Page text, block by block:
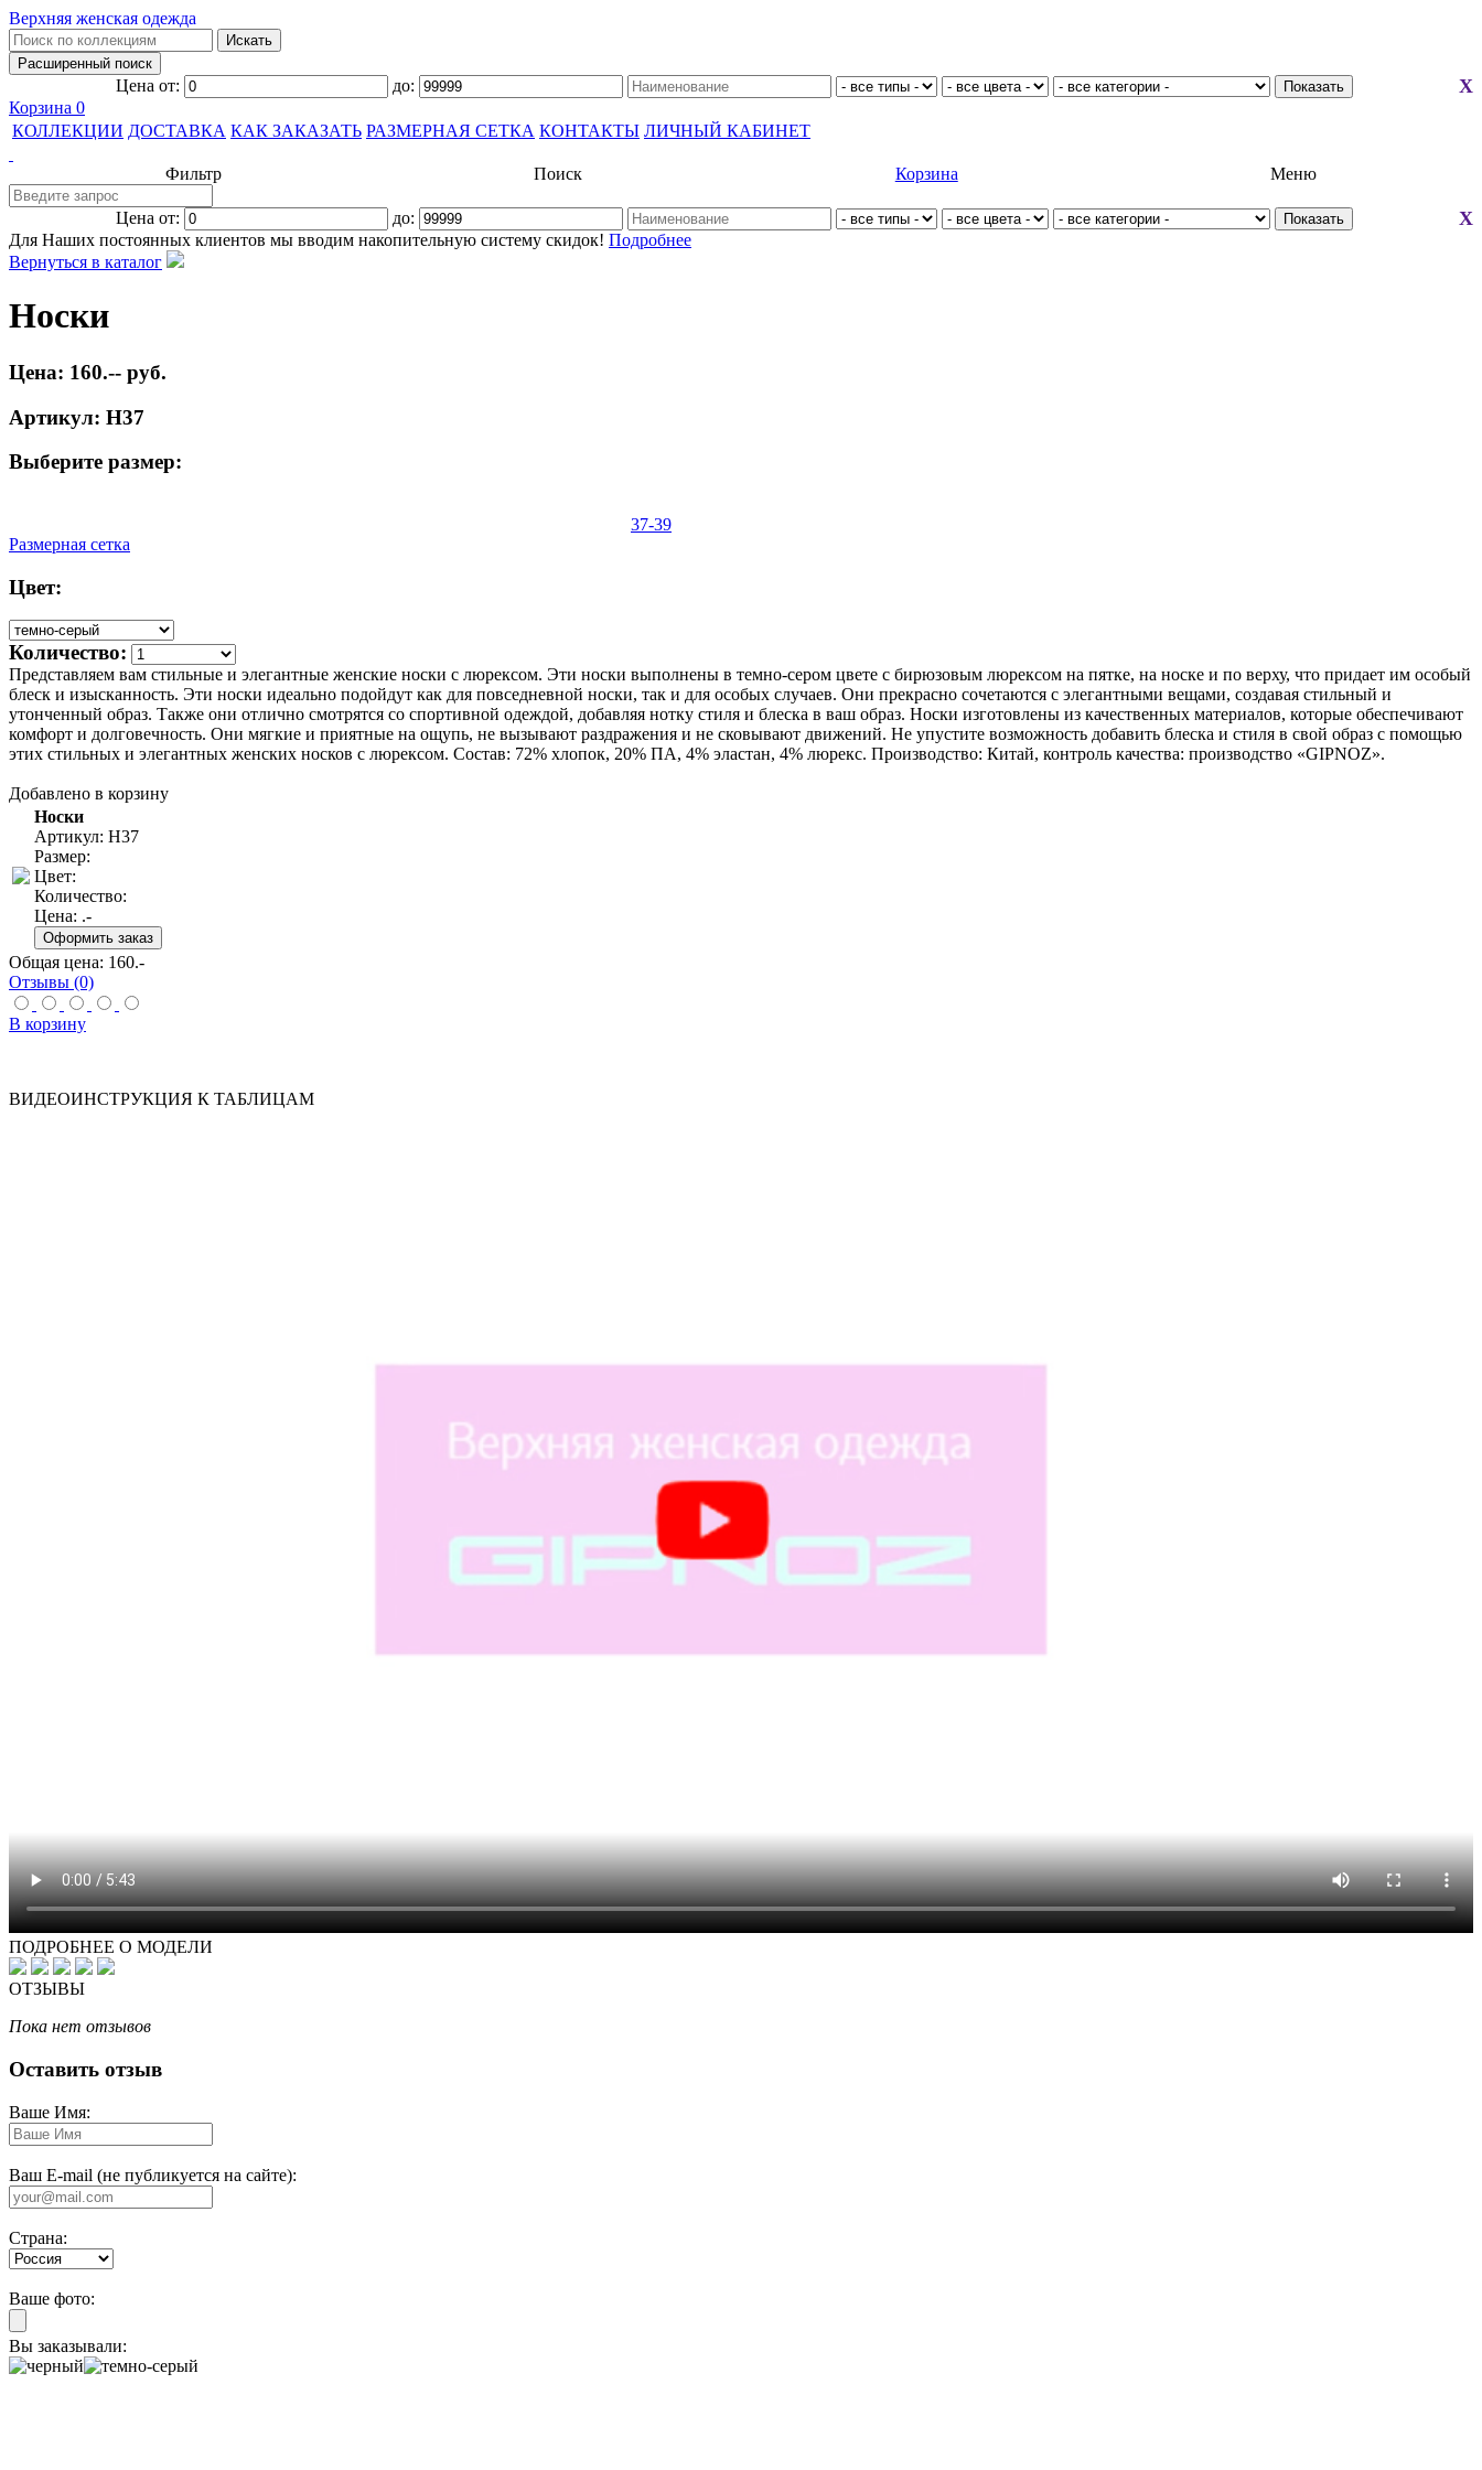
Верхняя женская одежда
Цена от: до: X
Корзина 0
КОЛЛЕКЦИИ ДОСТАВКА КАК ЗАКАЗАТЬ РАЗМЕРНАЯ СЕТКА КОНТАКТЫ ЛИЧНЫЙ КАБИНЕТ
Меню
Корзина
Поиск
Фильтр
Цена от: до: X
Для Наших постоянных клиентов мы вводим накопительную систему скидок! Подробнее
Вернуться в каталог
Носки
Цена: 160.-- руб.
Артикул: Н37
Выберите размер:
37-39
Размерная сетка
Цвет:
Количество:
Представляем вам стильные и элегантные женские носки с люрексом. Эти носки выполнены в темно-сером цвете с бирюзовым люрексом на пятке, на носке и по верху, что придает им особый
блеск и изысканность. Эти носки идеально подойдут как для повседневной носки, так и для особых случаев. Они прекрасно сочетаются с элегантными вещами, создавая стильный и
утонченный образ. Также они отлично смотрятся со спортивной одеждой, добавляя нотку стиля и блеска в ваш образ. Носки изготовлены из качественных материалов, которые обеспечивают
комфорт и долговечность. Они мягкие и приятные на ощупь, не вызывают раздражения и не сковывают движений. Не упустите возможность добавить блеска и стиля в свой образ с помощью
этих стильных и элегантных женских носков с люрексом. Состав: 72% хлопок, 20% ПА, 4% эластан, 4% люрекс. Производство: Китай, контроль качества: производство «GIPNOZ».
Добавлено в корзину
Носки
Артикул: Н37
Размер:
Цвет:
Количество:
Цена: .-
Общая цена: 160.-
Отзывы (0)
В корзину
ВИДЕОИНСТРУКЦИЯ К ТАБЛИЦАМ
ПОДРОБНЕЕ О МОДЕЛИ
ОТЗЫВЫ
Пока нет отзывов
Оставить отзыв
Ваше Имя:
Ваш E-mail (не публикуется на сайте):
Страна:
Ваше фото:
Вы заказывали: